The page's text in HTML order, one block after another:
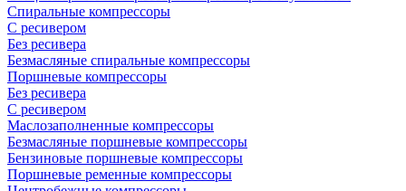
Спиральные компрессоры
С ресивером
Без ресивера
Безмасляные спиральные компрессоры
Поршневые компрессоры
Без ресивера
С ресивером
Маслозаполненные компрессоры
Безмасляные поршневые компрессоры
Бензиновые поршневые компрессоры
Поршневые ременные компрессоры